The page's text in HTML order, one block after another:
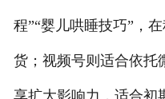
程”“婴儿哄睡技巧”，
货；视频号则适合依托